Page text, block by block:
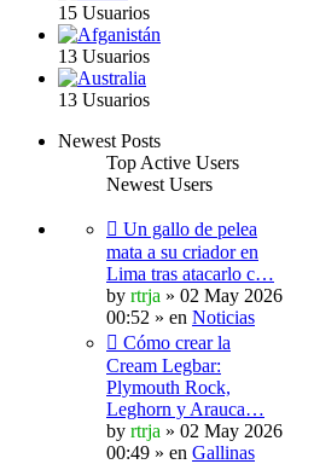
15 Usuarios
13 Usuarios
13 Usuarios
Newest Posts
Top Active Users
Newest Users
Un gallo de pelea
mata a su criador en
Lima tras atacarlo c…
by rtrja » 02 May 2026
00:52 » en Noticias
Cómo crear la
Cream Legbar:
Plymouth Rock,
Leghorn y Arauca…
by rtrja » 02 May 2026
00:49 » en Gallinas